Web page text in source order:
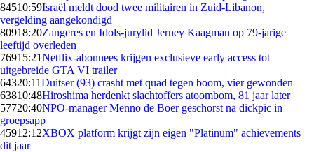
84510:59Israël meldt dood twee militairen in Zuid-Libanon,
vergelding aangekondigd
80918:20Zangeres en Idols-jurylid Jerney Kaagman op 79-jarige
leeftijd overleden
76915:21Netflix-abonnees krijgen exclusieve early access tot
uitgebreide GTA VI trailer
64320:11Duitser (93) crasht met quad tegen boom, vier gewonden
63810:48Hiroshima herdenkt slachtoffers atoombom, 81 jaar later
57720:40NPO-manager Menno de Boer geschorst na dickpic in
groepsapp
45912:12XBOX platform krijgt zijn eigen "Platinum" achievements
dit jaar